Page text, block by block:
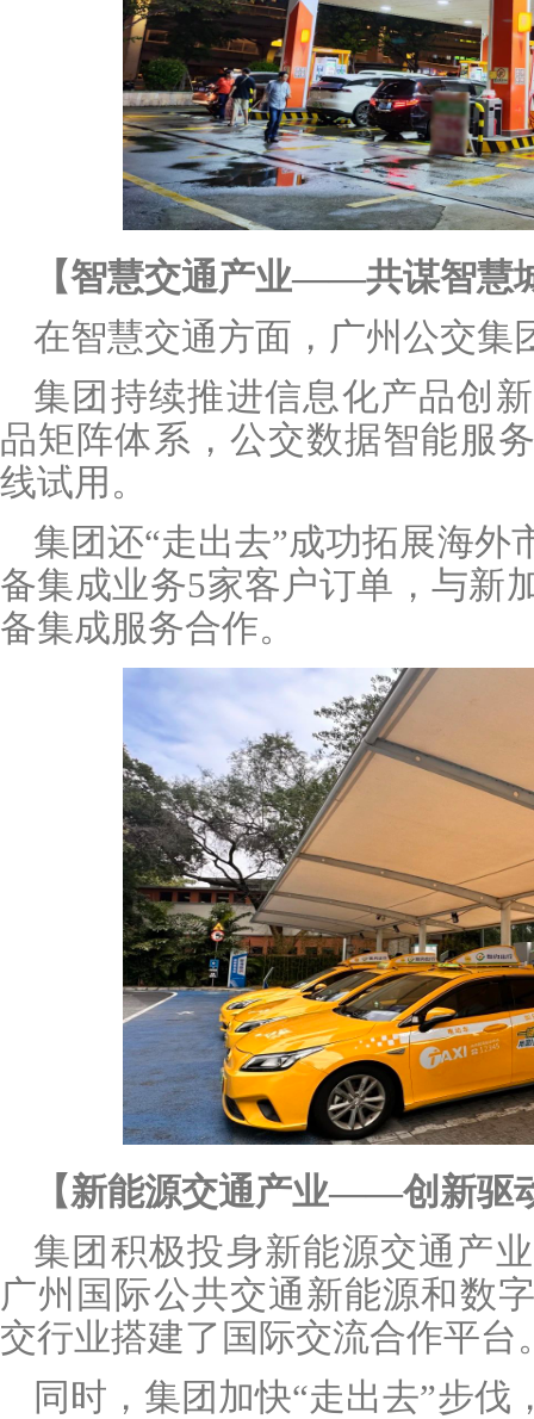
【智慧交通产业——共谋智慧
在智慧交通方面，广州公交集
集团持续推进信息化产品创
品矩阵体系，公交数据智能服
线试用。
集团还“走出去”成功拓展海外
备集成业务5家客户订单，与新
备集成服务合作。
【新能源交通产业——创新驱
集团积极投身新能源交通产
广州国际公共交通新能源和数
交行业搭建了国际交流合作平台
同时，集团加快“走出去”步伐